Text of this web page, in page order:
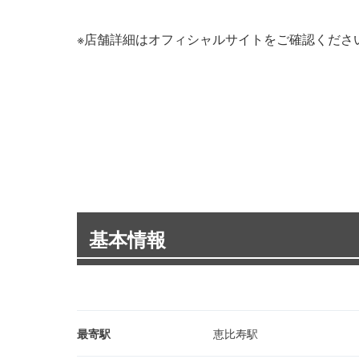
※店舗詳細はオフィシャルサイトをご確認くださ
基本情報
最寄駅 恵比寿駅